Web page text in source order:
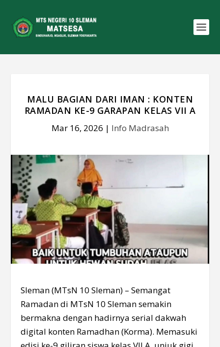
MALU BAGIAN DARI IMAN : KONTEN
RAMADAN KE-9 GARAPAN KELAS VII A
Mar 16, 2026 | Info Madrasah
Sleman (MTsN 10 Sleman) – Semangat
Ramadan di MTsN 10 Sleman semakin
bermakna dengan hadirnya serial dakwah
digital konten Ramadhan (Korma). Memasuki